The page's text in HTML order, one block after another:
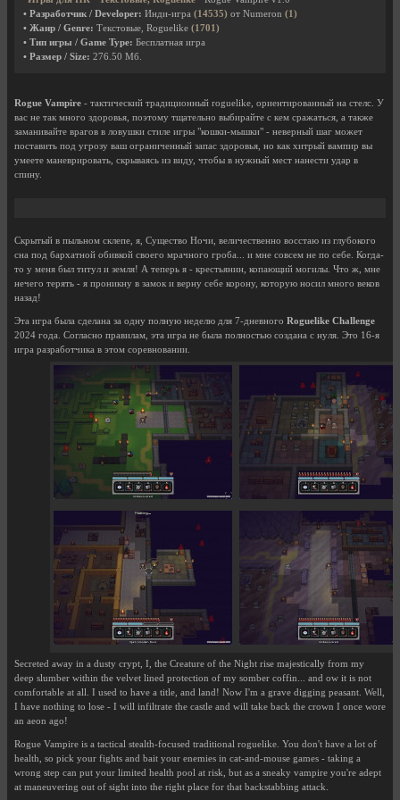
• Разработчик / Developer: Инди-игра (14535) от Numeron (1)
• Жанр / Genre: Текстовые, Roguelike (1701)
• Тип игры / Game Type: Бесплатная игра
• Размер / Size: 276.50 Мб.
Rogue Vampire - тактический традиционный roguelike, ориентированный на стелс. У
вас не так много здоровья, поэтому тщательно выбирайте с кем сражаться, а также
заманивайте врагов в ловушки стиле игры "кошки-мышки" - неверный шаг может
поставить под угрозу ваш ограниченный запас здоровья, но как хитрый вампир вы
умеете маневрировать, скрываясь из виду, чтобы в нужный мест нанести удар в
спину.
Скрытый в пыльном склепе, я, Существо Ночи, величественно восстаю из глубокого
сна под бархатной обивкой своего мрачного гроба... и мне совсем не по себе. Когда-
то у меня был титул и земля! А теперь я - крестьянин, копающий могилы. Что ж, мне
нечего терять - я проникну в замок и верну себе корону, которую носил много веков
назад!
Эта игра была сделана за одну полную неделю для 7-дневного Roguelike Challenge
2024 года. Согласно правилам, эта игра не была полностью создана с нуля. Это 16-я
игра разработчика в этом соревновании.
Secreted away in a dusty crypt, I, the Creature of the Night rise majestically from my
deep slumber within the velvet lined protection of my somber coffin... and ow it is not
comfortable at all. I used to have a title, and land! Now I'm a grave digging peasant. Well,
I have nothing to lose - I will infiltrate the castle and will take back the crown I once wore
an aeon ago!
Rogue Vampire is a tactical stealth-focused traditional roguelike. You don't have a lot of
health, so pick your fights and bait your enemies in cat-and-mouse games - taking a
wrong step can put your limited health pool at risk, but as a sneaky vampire you're adept
at maneuvering out of sight into the right place for that backstabbing attack.